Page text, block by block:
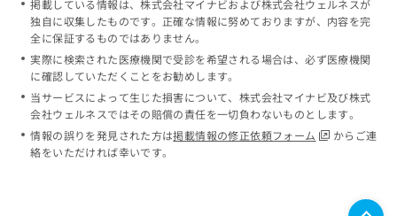
掲載している情報は、株式会社マイナビおよび株式会社ウェルネスが
独自に収集したものです。正確な情報に努めておりますが、内容を完
全に保証するものではありません。
実際に検索された医療機関で受診を希望される場合は、必ず医療機関
に確認していただくことをお勧めします。
当サービスによって生じた損害について、株式会社マイナビ及び株式
会社ウェルネスではその賠償の責任を一切負わないものとします。
情報の誤りを発見された方は掲載情報の修正依頼フォーム
からご連
絡をいただければ幸いです。